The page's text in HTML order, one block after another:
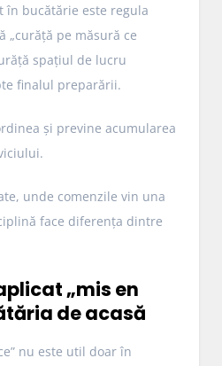
bucătărie este regula
„curăță pe măsură ce
spațiul de lucru
finalul preparării.
și previne acumularea
unde comenzile vin una
face diferența dintre
„mis en
de acasă
nu este util doar în